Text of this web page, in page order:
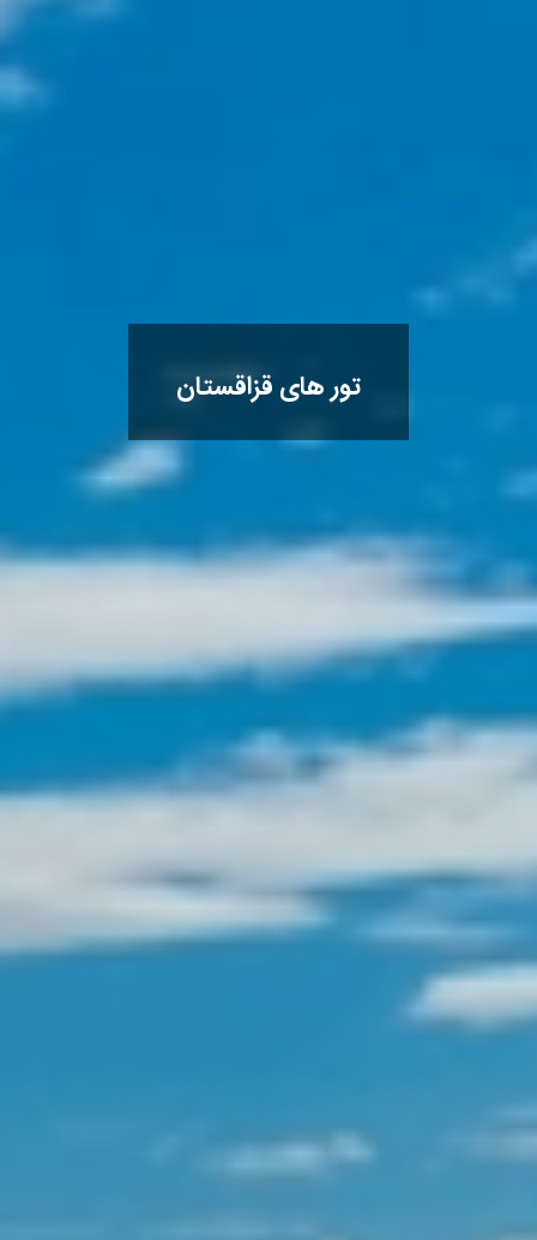
تور های قزاقستان